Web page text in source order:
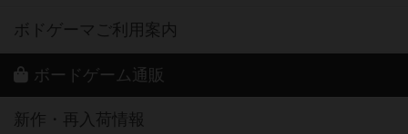
ボドゲーマご利用案内
ボードゲーム通販
新作・再入荷情報